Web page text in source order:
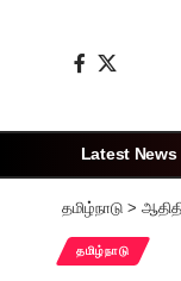
Latest News
தமிழ்நாடு >
தமிழ்நாடு